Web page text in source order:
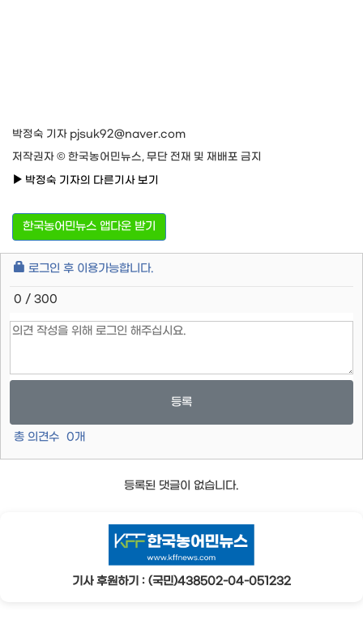
박정숙 기자 pjsuk92@naver.com
저작권자 © 한국농어민뉴스, 무단 전재 및 재배포 금지
박정숙 기자의 다른기사 보기
한국농어민뉴스 앱다운 받기
로그인 후 이용가능합니다.
0 / 300
등록
총 의견수 0개
등록된 댓글이 없습니다.
기사 후원하기 : (국민)438502-04-051232